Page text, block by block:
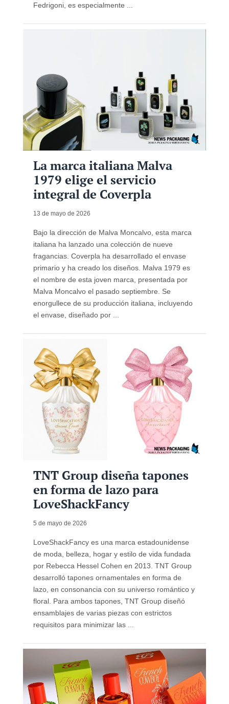
Fedrigoni, es especialmente ...
La marca italiana Malva
1979 elige el servicio
integral de Coverpla
13 de mayo de 2026
Bajo la dirección de Malva Moncalvo, esta marca
italiana ha lanzado una colección de nueve
fragancias. Coverpla ha desarrollado el envase
primario y ha creado los diseños. Malva 1979 es
el nombre de esta joven marca, presentada por
Malva Moncalvo el pasado septiembre. Se
enorgullece de su producción italiana, incluyendo
el envase, diseñado por ...
TNT Group diseña tapones
en forma de lazo para
LoveShackFancy
5 de mayo de 2026
LoveShackFancy es una marca estadounidense
de moda, belleza, hogar y estilo de vida fundada
por Rebecca Hessel Cohen en 2013. TNT Group
desarrolló tapones ornamentales en forma de
lazo, en consonancia con su universo romántico y
floral. Para ambos tapones, TNT Group diseñó
ensamblajes de varias piezas con estrictos
requisitos para minimizar las ...